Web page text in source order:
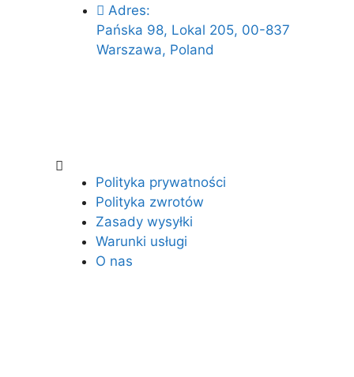
Adres:
Pańska 98, Lokal 205, 00-837
Warszawa, Poland
Polityka prywatności
Polityka zwrotów
Zasady wysyłki
Warunki usługi
O nas